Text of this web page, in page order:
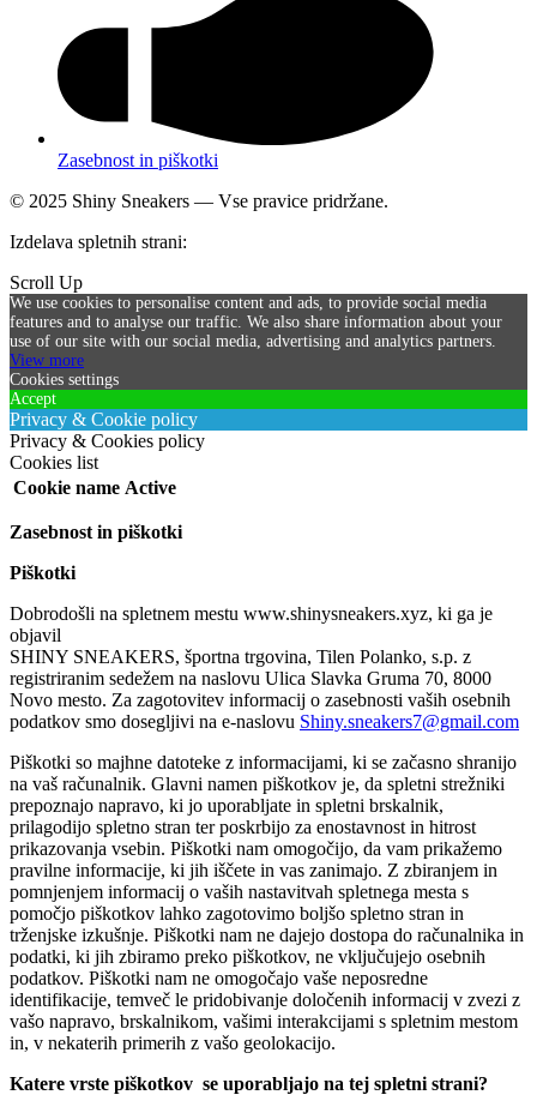
Zasebnost in piškotki
© 2025 Shiny Sneakers — Vse pravice pridržane.
Izdelava spletnih strani:
Scroll Up
We use cookies to personalise content and ads, to provide social media
features and to analyse our traffic. We also share information about your
use of our site with our social media, advertising and analytics partners.
View more
Cookies settings
Accept
Privacy & Cookie policy
Privacy & Cookies policy
Cookies list
Cookie name Active
Zasebnost in piškotki
Piškotki
Dobrodošli na spletnem mestu www.shinysneakers.xyz, ki ga je
objavil
SHINY SNEAKERS, športna trgovina, Tilen Polanko, s.p. z
registriranim sedežem na naslovu Ulica Slavka Gruma 70, 8000
Novo mesto. Za zagotovitev informacij o zasebnosti vaših osebnih
podatkov smo dosegljivi na e-naslovu Shiny.sneakers7@gmail.com
Piškotki so majhne datoteke z informacijami, ki se začasno shranijo
na vaš računalnik. Glavni namen piškotkov je, da spletni strežniki
prepoznajo napravo, ki jo uporabljate in spletni brskalnik,
prilagodijo spletno stran ter poskrbijo za enostavnost in hitrost
prikazovanja vsebin. Piškotki nam omogočijo, da vam prikažemo
pravilne informacije, ki jih iščete in vas zanimajo. Z zbiranjem in
pomnjenjem informacij o vaših nastavitvah spletnega mesta s
pomočjo piškotkov lahko zagotovimo boljšo spletno stran in
trženjske izkušnje. Piškotki nam ne dajejo dostopa do računalnika in
podatki, ki jih zbiramo preko piškotkov, ne vključujejo osebnih
podatkov. Piškotki nam ne omogočajo vaše neposredne
identifikacije, temveč le pridobivanje določenih informacij v zvezi z
vašo napravo, brskalnikom, vašimi interakcijami s spletnim mestom
in, v nekaterih primerih z vašo geolokacijo.
Katere vrste piškotkov se uporabljajo na tej spletni strani?